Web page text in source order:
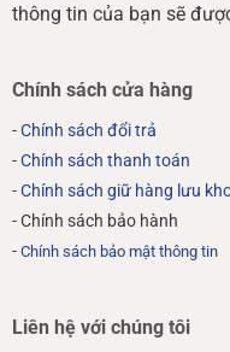
thông tin của bạn sẽ
Chính sách cửa hàng
-Chính sách đổi trả
-Chính sách thanh toán
-Chính sách giữ hàng lưu
- Chính sách bảo hành
- Chính sách bảo mật thông tin
Liên hệ với chúng tôi